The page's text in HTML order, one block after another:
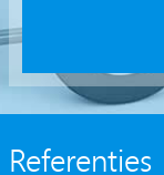
Referenties